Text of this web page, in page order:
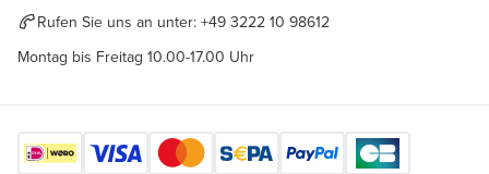
Rufen Sie uns an unter: +49 3222 10 98612
Montag bis Freitag 10.00-17.00 Uhr